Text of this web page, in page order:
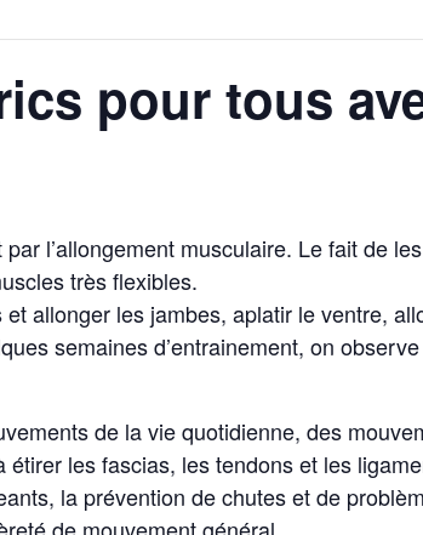
pour tous
l’allongement musculaire. Le fait de
très flexibles.
allonger les jambes, aplatir le ventre,
semaines d’entrainement, on
de la vie quotidienne, des
les fascias, les tendons et les
la prévention de chutes et de